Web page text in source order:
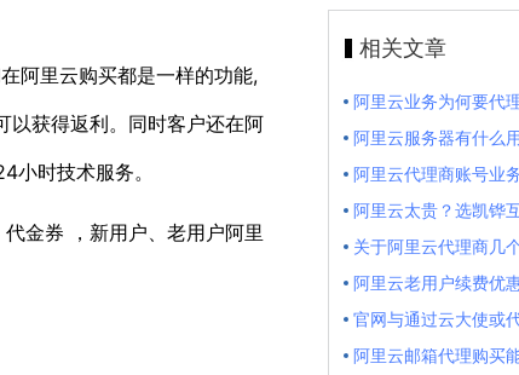
阿里云购买都是一样的功能,
以获得返利。同时客户还在阿
小时技术服务。
金券 ，新用户、老用户阿里
相关文章
阿里云业务为何要代
阿里云服务器有什么
阿里云代理商账号业
阿里云太贵？选凯铧
关于阿里云代理商几
阿里云老用户续费优
官网与通过云大使或
阿里云邮箱代理购买